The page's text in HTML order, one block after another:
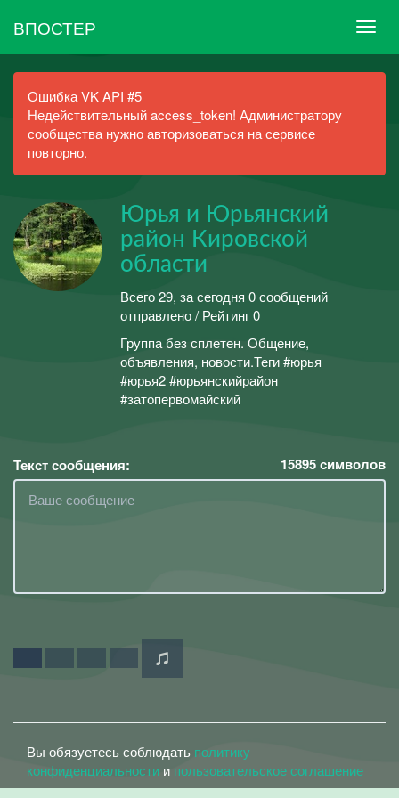
ВПОСТЕР
Ошибка VK API #5
Недействительный access_token! Администратору
сообщества нужно авторизоваться на сервисе
повторно.
Юрья и Юрьянский
район Кировской
области
Всего 29, за сегодня 0 сообщений
отправлено / Рейтинг 0
Группа без сплетен. Общение,
объявления, новости.Теги #юрья
#юрья2 #юрьянскийрайон
#затопервомайский
Текст сообщения: 15895символов
Вы обязуетесь соблюдать политику
конфиденциальности и пользовательское соглашение